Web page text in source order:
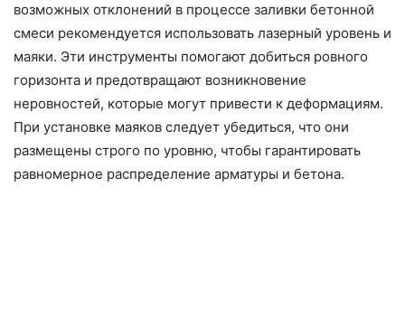
возможных отклонений в процессе заливки бетонной
смеси рекомендуется использовать лазерный уровень и
маяки. Эти инструменты помогают добиться ровного
горизонта и предотвращают возникновение
неровностей, которые могут привести к деформациям.
При установке маяков следует убедиться, что они
размещены строго по уровню, чтобы гарантировать
равномерное распределение арматуры и бетона.